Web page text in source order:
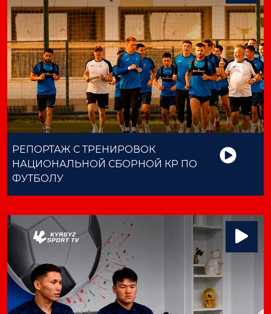
РЕПОРТАЖ С ТРЕНИРОВОК
НАЦИОНАЛЬНОЙ СБОРНОЙ КР ПО
ФУТБОЛУ